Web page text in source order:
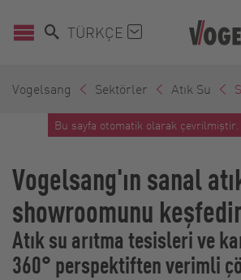
TÜRKÇE
Vogelsang Sektörler Atık Su
Bu sayfa otomatik olarak
Vogelsang'ın sanal
showroomunu
Atık su arıtma tesisleri ve
360° perspektiften verimli